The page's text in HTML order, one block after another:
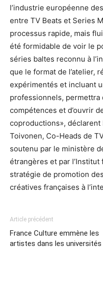
l’industrie européenne
entre TV Beats et Series
processus rapide, mais
été formidable de voir le
séries baltes reconnu à
que le format de l’atelier,
expérimentés et incluant
professionnels,
compétences et d’ouvrir
coproductions», déclarent
Toivonen, Co-Heads de
soutenu par le ministère
étrangères et par
stratégie de promotion
créatives françaises à
Article précédent
France Culture emmène les
artistes dans les universités